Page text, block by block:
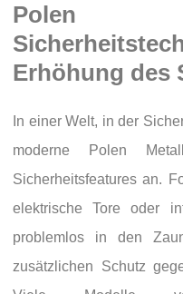
Polen
Erhöhung des
In einer Welt, in der
moderne Polen
Sicherheitsfeatures an.
elektrische Tore oder
problemlos in den
zusätzlichen Schutz